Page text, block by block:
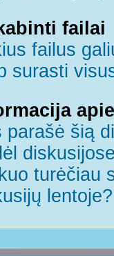
failai
failus
surasti
parašė šią
turėčiau
lentoje?